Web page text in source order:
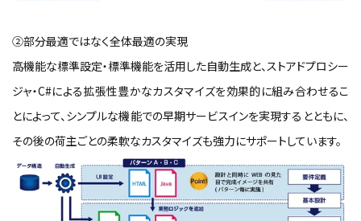
②部分最適ではなく全体最適の実現
高機能な標準設定・標準機能を活用した自動生成と、ストアドプロシー
ジャ・C#による拡張性豊かなカスタマイズを効果的に組み合わせるこ
とによって、シンプルな機能での早期サービスインを実現するとともに、
その後の荷主ごとの柔軟なカスタマイズも強力にサポートしています。